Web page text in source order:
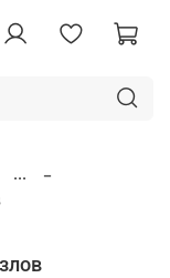
...